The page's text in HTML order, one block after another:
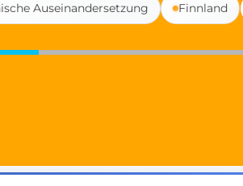
Auseinandersetzung Finnland